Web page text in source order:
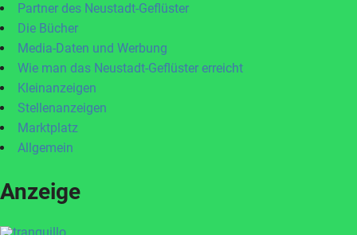
Partner des Neustadt-Geflüster
Die Bücher
Media-Daten und Werbung
Wie man das Neustadt-Geflüster erreicht
Kleinanzeigen
Stellenanzeigen
Marktplatz
Allgemein
Anzeige